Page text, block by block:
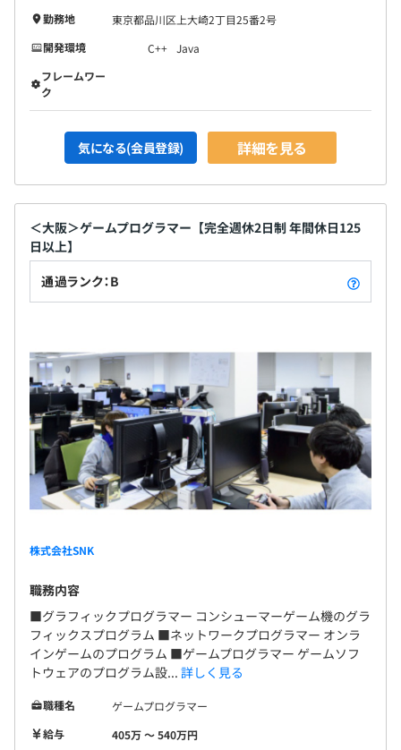
勤務地
東京都品川区上大崎2丁目25番2号
開発環境
C++ Java
フレームワー
ク
気になる(会員登録) 詳細を見る
＜大阪＞ゲームプログラマー【完全週休2日制 年間休日125
日以上】
通過ランク：B
株式会社SNK
職務内容
■グラフィックプログラマー コンシューマーゲーム機のグラ
フィックスプログラム ■ネットワークプログラマー オンラ
インゲームのプログラム ■ゲームプログラマー ゲームソフ
トウェアのプログラム設... 詳しく見る
職種名
ゲームプログラマー
給与
405万 〜 540万円